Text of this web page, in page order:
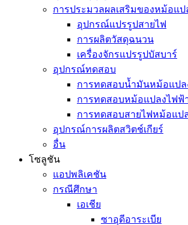
การประมวลผลเสริมของหม้อแป
อุปกรณ์แปรรูปสายไฟ
การผลิตวัสดุฉนวน
เครื่องจักรแปรรูปบัสบาร์
อุปกรณ์ทดสอบ
การทดสอบน้ำมันหม้อแปล
การทดสอบหม้อแปลงไฟฟ้
การทดสอบสายไฟหม้อแป
อุปกรณ์การผลิตสวิตช์เกียร์
อื่น
โซลูชัน
แอปพลิเคชัน
กรณีศึกษา
เอเชีย
ซาอุดีอาระเบีย